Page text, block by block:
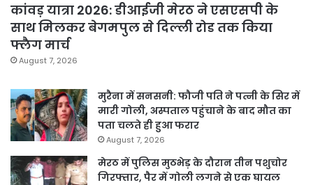
कांवड़ यात्रा 2026: डीआईजी मेरठ ने एसएसपी के
साथ मिलकर बेगमपुल से दिल्ली रोड तक किया
फ्लैग मार्च
August 7, 2026
मुरैना में सनसनी: फौजी पति ने पत्नी के सिर में
मारी गोली, अस्पताल पहुंचाने के बाद मौत का
पता चलते ही हुआ फरार
August 7, 2026
मेरठ में पुलिस मुठभेड़ के दौरान तीन पशुचोर
गिरफ्तार, पैर में गोली लगने से एक घायल